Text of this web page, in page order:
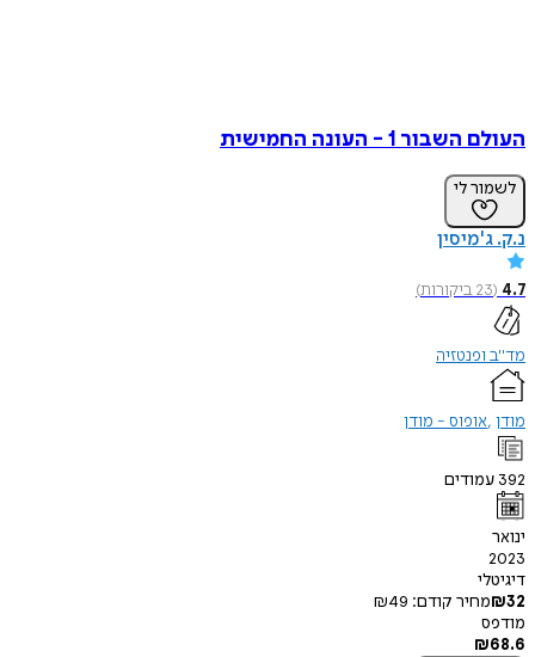
העולם השבור 1 - העונה החמישית
לשמור לי
נ.ק. ג'מיסין
4.7
(
23ביקורות)
מד"ב ופנטזיה
מודן אופוס - מודן
392 עמודים
ינואר
2023
דיגיטלי
₪32 מחיר קודם: ₪49
מודפס
₪68.6